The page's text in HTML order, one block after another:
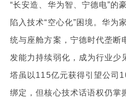
“长安造、华为智、宁德电”的
陷入技术“空心化”困境。华为
统与座舱方案，宁德时代垄断
发能力持续弱化，成为行业少
塔虽以115亿元获得引望公司
绑定，但核心技术话语权仍掌